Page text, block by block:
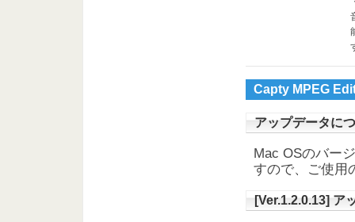
Capty MPEG
アップデータに
Mac OSのバー
すので、ご使用
[Ver.1.2.0.13] ア